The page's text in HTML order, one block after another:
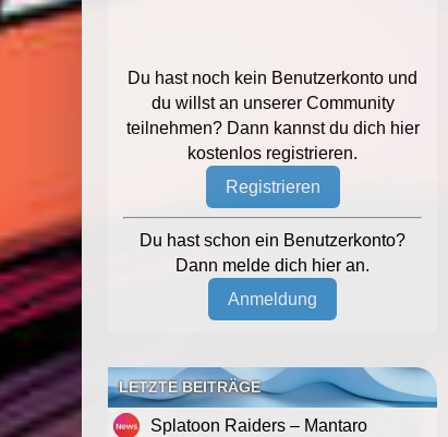
Du hast noch kein Benutzerkonto und
du willst an unserer Community
teilnehmen? Dann kannst du dich hier
kostenlos registrieren.
Registrieren
Du hast schon ein Benutzerkonto?
Dann melde dich hier an.
Anmeldung
LETZTE BEITRÄGE
Splatoon Raiders – Mantaro